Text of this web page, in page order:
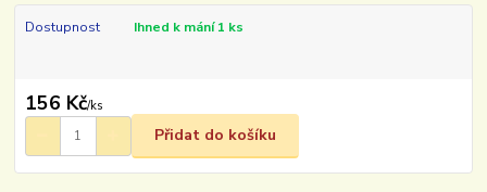
Dostupnost Ihned k mání 1 ks
156 Kč/ks
Přidat do košíku